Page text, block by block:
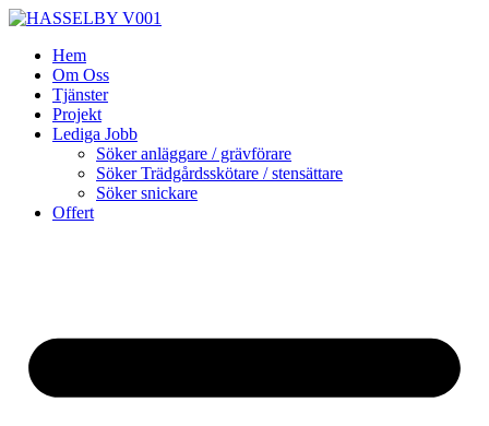
Skip
contentHem
Om Oss
Tjänster
Projekt
Lediga Jobb
Söker anläggare / grävförare
Söker Trädgårdsskötare / stensättare
Söker snickare
Offert